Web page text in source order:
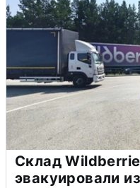
Склад
эвакуировали